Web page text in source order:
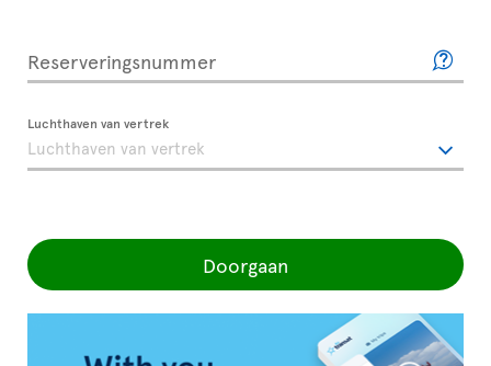
Reserveringsnummer
Luchthaven van vertrek
Doorgaan